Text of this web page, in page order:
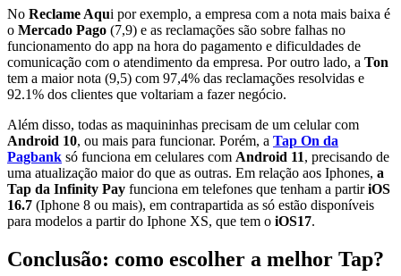
No Reclame Aqui por exemplo, a empresa com a nota mais baixa é
o Mercado Pago (7,9) e as reclamações são sobre falhas no
funcionamento do app na hora do pagamento e dificuldades de
comunicação com o atendimento da empresa. Por outro lado, a Ton
tem a maior nota (9,5) com 97,4% das reclamações resolvidas e
92.1% dos clientes que voltariam a fazer negócio.
Além disso, todas as maquininhas precisam de um celular com
Android 10, ou mais para funcionar. Porém, a Tap On da
Pagbank só funciona em celulares com Android 11, precisando de
uma atualização maior do que as outras. Em relação aos Iphones, a
Tap da Infinity Pay funciona em telefones que tenham a partiriOS
16.7 (Iphone 8 ou mais), em contrapartida as só estão disponíveis
para modelos a partir do Iphone XS, que tem o iOS17.
Conclusão: como escolher a melhor Tap?